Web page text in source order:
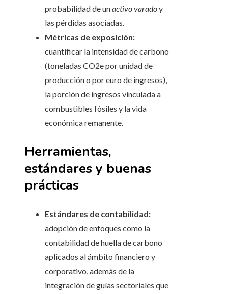
probabilidad de unactivo varadoy
las pérdidas asociadas.
Métricas de exposición:
cuantificar la intensidad de carbono
(toneladas CO2e por unidad de
producción o por euro de ingresos),
la porción de ingresos vinculada a
combustibles fósiles y la vida
económica remanente.
Herramientas,
estándares y buenas
prácticas
Estándares de contabilidad:
adopción de enfoques como la
contabilidad de huella de carbono
aplicados al ámbito financiero y
corporativo, además de la
integración de guías sectoriales que